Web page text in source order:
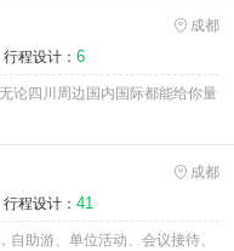
成都
行程设计： 6
论四川周边国内国际都能给你量
成都
行程设计： 41
助游、单位活动、会议接待、